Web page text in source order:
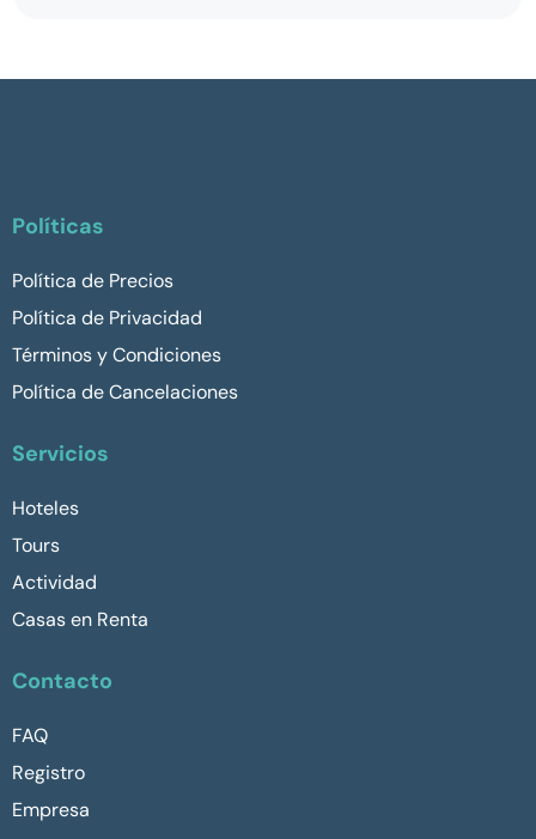
Políticas
Política de Precios
Política de Privacidad
Términos y Condiciones
Política de Cancelaciones
Servicios
Hoteles
Tours
Actividad
Casas en Renta
Contacto
FAQ
Registro
Empresa